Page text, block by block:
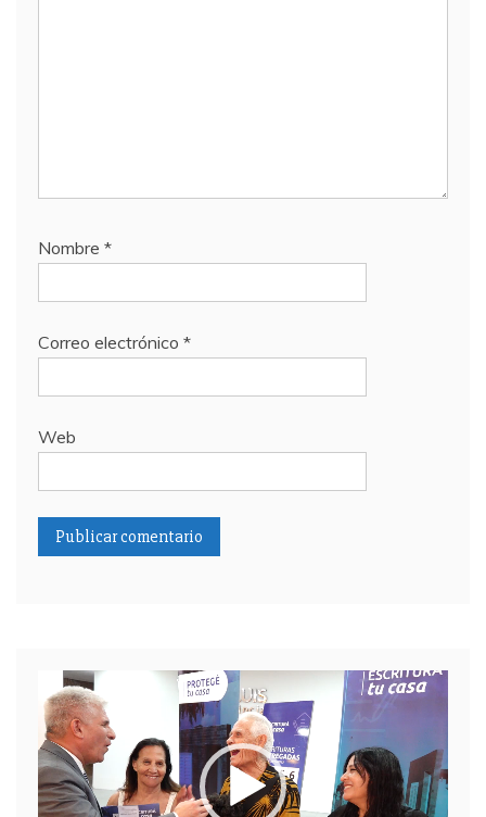
Nombre *
Correo electrónico *
Web
Reproductor
de
video